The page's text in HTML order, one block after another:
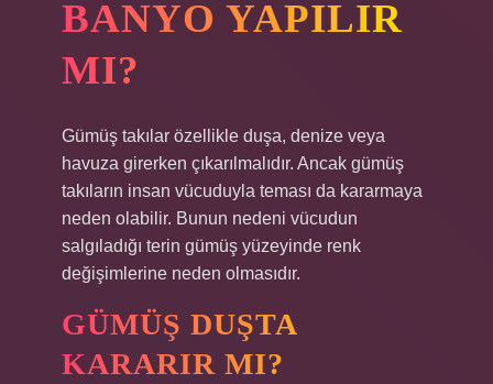
BANYO YAPILIR
MI?
Gümüş takılar özellikle duşa, denize veya
havuza girerken çıkarılmalıdır. Ancak gümüş
takıların insan vücuduyla teması da kararmaya
neden olabilir. Bunun nedeni vücudun
salgıladığı terin gümüş yüzeyinde renk
değişimlerine neden olmasıdır.
GÜMÜŞ DUŞTA
KARARIR MI?